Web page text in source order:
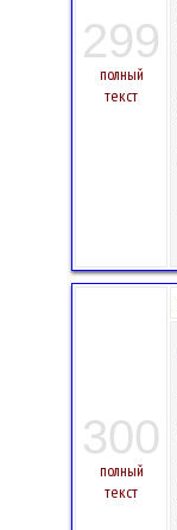
299
полный
текст
300
полный
текст